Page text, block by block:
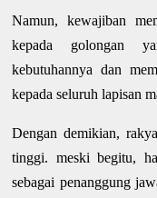
Namun, kewajiban
kepada golongan
kebutuhannya dan
kepada seluruh lapisan
Dengan demikian,
tinggi. meski begitu,
sebagai penanggung